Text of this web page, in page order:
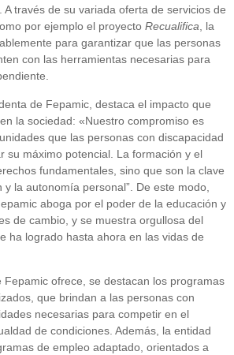
A través de su variada oferta de servicios de
por ejemplo el proyecto Recualifica, la
para garantizar que las personas
con las herramientas necesarias para
de Fepamic, destaca el impacto que
la sociedad: «Nuestro compromiso es
que las personas con discapacidad
su máximo potencial. La formación y el
fundamentales, sino que son la clave
la autonomía personal”. De este modo,
aboga por el poder de la educación y
de cambio, y se muestra orgullosa del
ha logrado hasta ahora en las vidas de
Fepamic ofrece, se destacan los programas
que brindan a las personas con
necesarias para competir en el
de condiciones. Además, la entidad
de empleo adaptado, orientados a